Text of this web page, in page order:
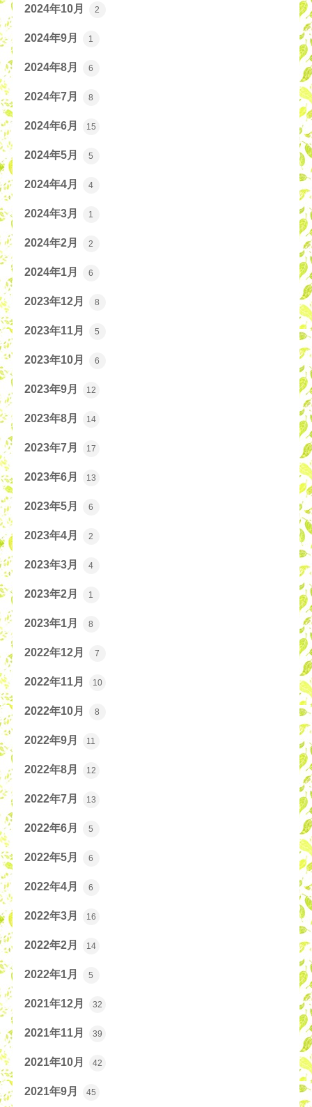
2024年10月 2
2024年9月 1
2024年8月 6
2024年7月 8
2024年6月 15
2024年5月 5
2024年4月 4
2024年3月 1
2024年2月 2
2024年1月 6
2023年12月 8
2023年11月 5
2023年10月 6
2023年9月 12
2023年8月 14
2023年7月 17
2023年6月 13
2023年5月 6
2023年4月 2
2023年3月 4
2023年2月 1
2023年1月 8
2022年12月 7
2022年11月 10
2022年10月 8
2022年9月 11
2022年8月 12
2022年7月 13
2022年6月 5
2022年5月 6
2022年4月 6
2022年3月 16
2022年2月 14
2022年1月 5
2021年12月 32
2021年11月 39
2021年10月 42
2021年9月 45